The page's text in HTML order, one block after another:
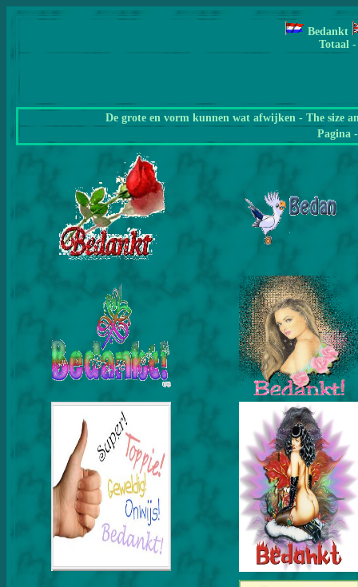
Bedankt
Totaal -
De grote en vorm kunnen wat afwijken - The size
Pagina